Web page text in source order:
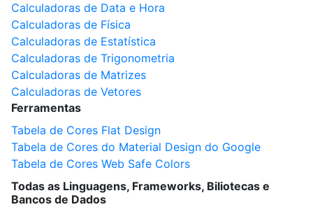
Calculadoras de Data e Hora
Calculadoras de Física
Calculadoras de Estatística
Calculadoras de Trigonometria
Calculadoras de Matrizes
Calculadoras de Vetores
Ferramentas
Tabela de Cores Flat Design
Tabela de Cores do Material Design do Google
Tabela de Cores Web Safe Colors
Todas as Linguagens, Frameworks, Biliotecas e
Bancos de Dados